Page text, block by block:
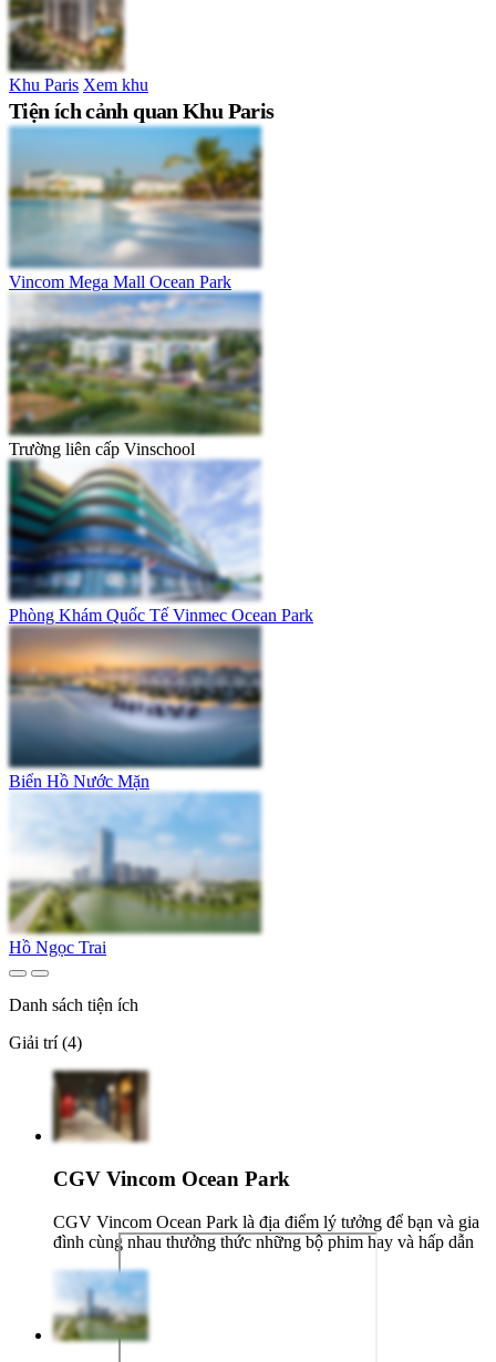
Khu Paris Xem khu
Tiện ích cảnh quan Khu Paris
Vincom Mega Mall Ocean Park
Trường liên cấp Vinschool
Phòng Khám Quốc Tế Vinmec Ocean Park
Biển Hồ Nước Mặn
Hồ Ngọc Trai
Danh sách tiện ích
Giải trí (4)
CGV Vincom Ocean Park
CGV Vincom Ocean Park là địa điểm lý tưởng để bạn và gia
đình cùng nhau thưởng thức những bộ phim hay và hấp dẫn